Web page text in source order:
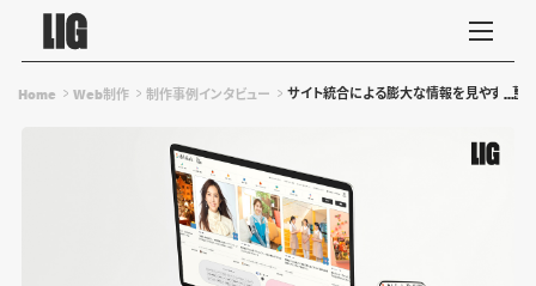
Home Web制作 制作事例インタビュー サイト統合による膨大な情報を見やすく整